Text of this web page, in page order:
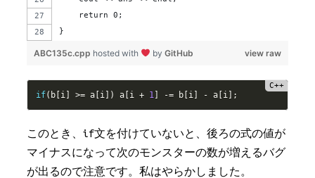
    return 0;
}
view raw
ABC135c.cpp hosted with by GitHub
if( b [i ] >= a [i ] ) a [i + 1 ] -= b [i ] - a [i ] ;
このとき、if文を付けていないと、後ろの式の値が
マイナスになって次のモンスターの数が増えるバグ
が出るので注意です。私はやらかしました。